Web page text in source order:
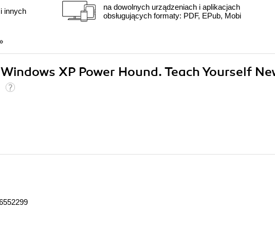
innych
na dowolnych urządzeniach i aplikacjach
obsługujących formaty: PDF, EPub, Mobi
XP Power Hound. Teach Yourself